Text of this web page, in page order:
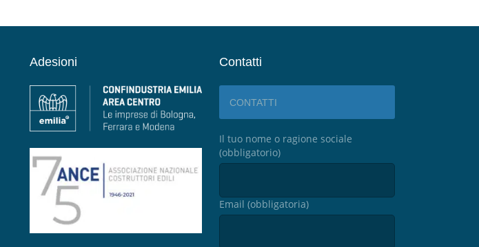
Adesioni Contatti
CONTATTI
Il tuo nome o ragione sociale
(obbligatorio)
Email (obbligatoria)